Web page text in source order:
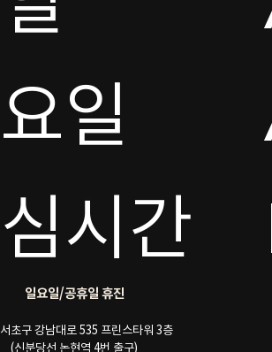
일
시간
일요일/공휴일 휴진
초구 강남대로 535 프린스타워 3층
(신분당선 논현역 4번 출구)